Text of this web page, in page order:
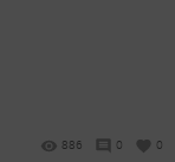
886 0 0